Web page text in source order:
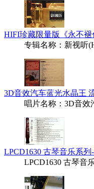
HIFI珍藏限量版《永不
专辑名称：新视听
3D音效汽车蓝光水晶王
唱片名称：3D音效
LPCD1630 古琴音乐系
LPCD1630 古琴音